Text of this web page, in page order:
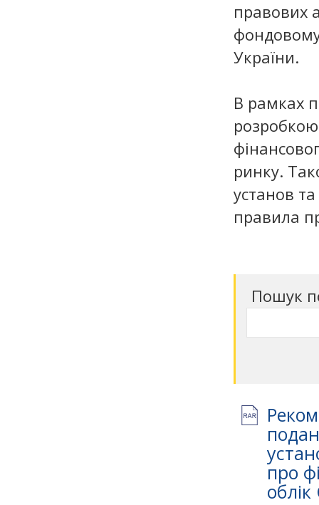
правових
України.
В рамках
ринку.
установ
правила
Пошук
про